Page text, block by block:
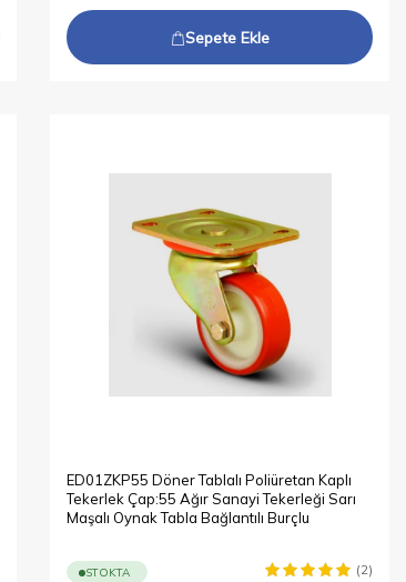
Sepete Ekle
ED01ZKP55 Döner Tablalı Poliüretan Kaplı
Tekerlek Çap:55 Ağır Sanayi Tekerleği Sarı
Maşalı Oynak Tabla Bağlantılı Burçlu
STOKTA (2)